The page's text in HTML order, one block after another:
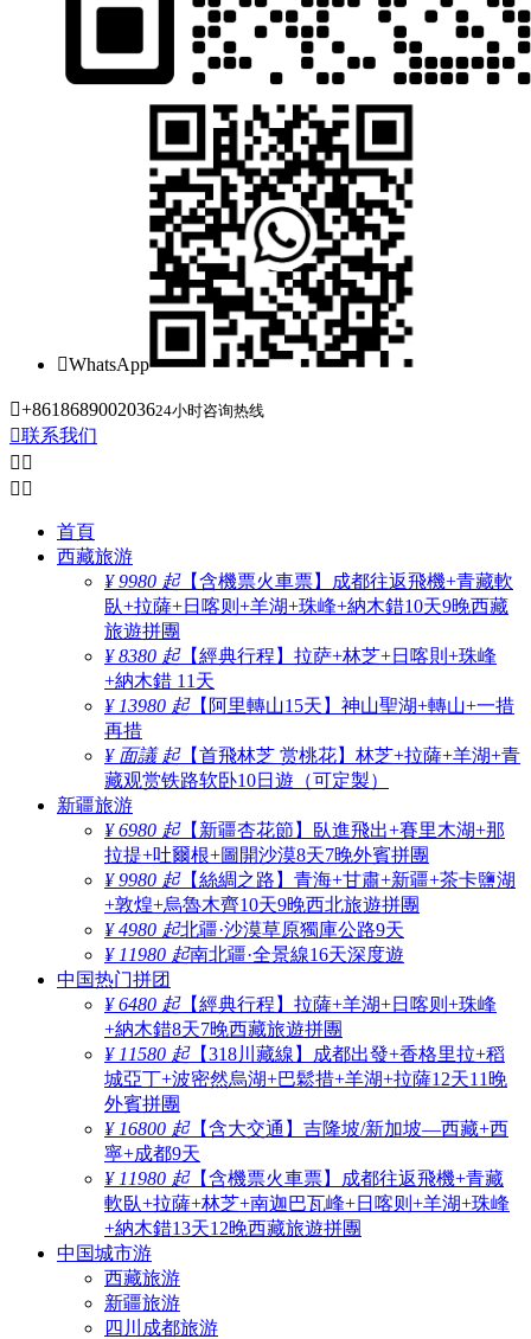
WhatsApp
+861868900203624小时咨询热线
联系我们
 
 
首頁
西藏旅游
¥ 9980 起【含機票火車票】成都往返飛機+青藏軟
臥+拉薩+日喀则+羊湖+珠峰+納木錯10天9晚西藏
旅遊拼團
¥ 8380 起【經典行程】拉萨+林芝+日喀則+珠峰
+納木錯 11天
¥ 13980 起【阿里轉山15天】神山聖湖+轉山+一措
再措
¥ 面議 起【首飛林芝 赏桃花】林芝+拉薩+羊湖+青
藏观赏铁路软卧10日遊（可定製）
新疆旅游
¥ 6980 起【新疆杏花節】臥進飛出+賽里木湖+那
拉提+吐爾根+圖開沙漠8天7晚外賓拼團
¥ 9980 起【絲綢之路】青海+甘肅+新疆+茶卡鹽湖
+敦煌+烏魯木齊10天9晚西北旅遊拼團
¥ 4980 起北疆·沙漠草原獨庫公路9天
¥ 11980 起南北疆·全景線16天深度遊
中国热门拼团
¥ 6480 起【經典行程】拉薩+羊湖+日喀则+珠峰
+納木錯8天7晚西藏旅遊拼團
¥ 11580 起【318川藏線】成都出發+香格里拉+稻
城亞丁+波密然烏湖+巴鬆措+羊湖+拉薩12天11晚
外賓拼團
¥ 16800 起【含大交通】吉隆坡/新加坡—西藏+西
寧+成都9天
¥ 11980 起【含機票火車票】成都往返飛機+青藏
軟臥+拉薩+林芝+南迦巴瓦峰+日喀则+羊湖+珠峰
+納木錯13天12晚西藏旅遊拼團
中国城市游
西藏旅游
新疆旅游
四川成都旅游